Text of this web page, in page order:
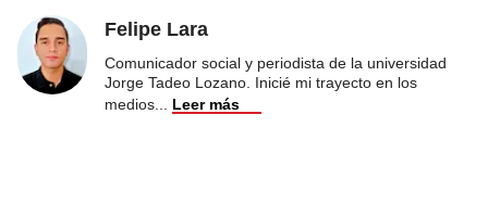
Felipe Lara
Comunicador social y periodista de la universidad
Jorge Tadeo Lozano. Inicié mi trayecto en los
medios
Leer más